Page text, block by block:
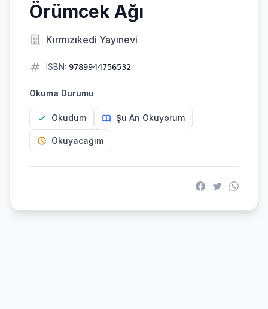
Örümcek Ağı
Kırmızıkedi Yayınevi
ISBN: 9789944756532
Okuma Durumu
Okudum Şu An Okuyorum
Okuyacağım